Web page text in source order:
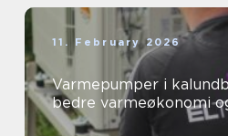
11. February 2026
Varmepumper i
bedre varmeøkonomi